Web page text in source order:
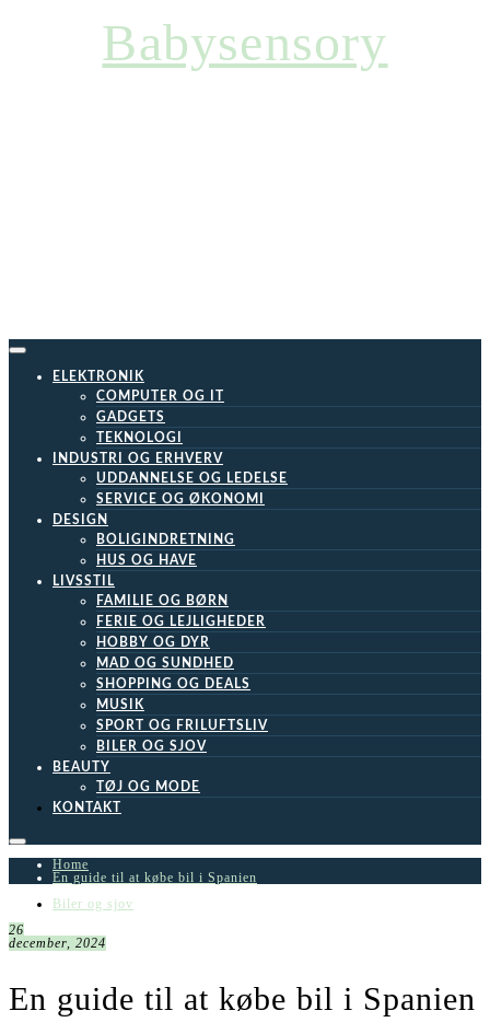
Babysensory
ELEKTRONIK
COMPUTER OG IT
GADGETS
TEKNOLOGI
INDUSTRI OG ERHVERV
UDDANNELSE OG LEDELSE
SERVICE OG ØKONOMI
DESIGN
BOLIGINDRETNING
HUS OG HAVE
LIVSSTIL
FAMILIE OG BØRN
FERIE OG LEJLIGHEDER
HOBBY OG DYR
MAD OG SUNDHED
SHOPPING OG DEALS
MUSIK
SPORT OG FRILUFTSLIV
BILER OG SJOV
BEAUTY
TØJ OG MODE
KONTAKT
Home
En guide til at købe bil i Spanien
Biler og sjov
26
december, 2024
En guide til at købe bil i Spanien